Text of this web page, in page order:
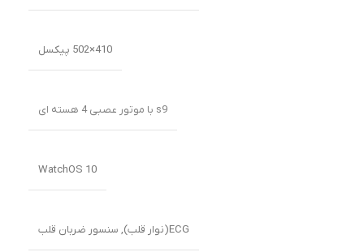
410×502 پیکسل
s9 با موتور عصبی 4 هسته ای
WatchOS 10
ECG(نوار قلب) , سنسور ضربان قلب